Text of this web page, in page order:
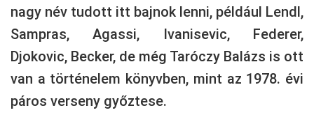
nagy név tudott itt bajnok lenni, például Lendl,
Sampras, Agassi, Ivanisevic, Federer,
Djokovic, Becker, de még Taróczy Balázs is ott
van a történelem könyvben, mint az 1978. évi
páros verseny győztese.